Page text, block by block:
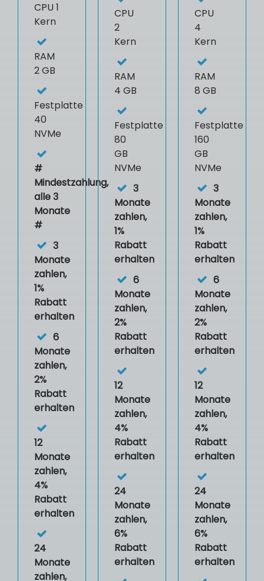
CPU1
Kern
RAM
2 GB
Festplatte
40
NVMe
#
Mindestzahlung,
alle 3
Monate
#
3
Monate
zahlen,
1%
Rabatt
erhalten
6
Monate
zahlen,
2%
Rabatt
erhalten
12
Monate
zahlen,
4%
Rabatt
erhalten
24
Monate
zahlen,
CPU
2
Kern
RAM
4 GB
Festplatte
80
GB
NVMe
3
Monate
zahlen,
1%
Rabatt
erhalten
6
Monate
zahlen,
2%
Rabatt
erhalten
12
Monate
zahlen,
4%
Rabatt
erhalten
24
Monate
zahlen,
6%
Rabatt
erhalten
CPU
4
Kern
RAM
8 GB
Festplatte
160
GB
NVMe
3
Monate
zahlen,
1%
Rabatt
erhalten
6
Monate
zahlen,
2%
Rabatt
erhalten
12
Monate
zahlen,
4%
Rabatt
erhalten
24
Monate
zahlen,
6%
Rabatt
erhalten